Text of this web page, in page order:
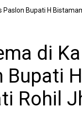
di
Bupati
Rohil